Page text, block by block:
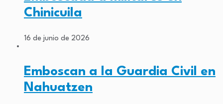
Chinicuila
16 de junio de 2026
Emboscan a la Guardia Civil en
Nahuatzen